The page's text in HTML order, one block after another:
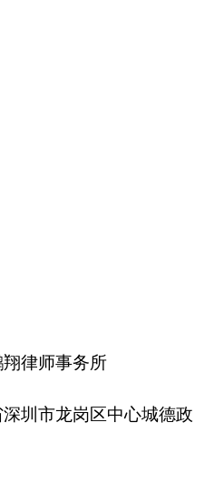
翔律师事务所
圳市龙岗区中心城德政